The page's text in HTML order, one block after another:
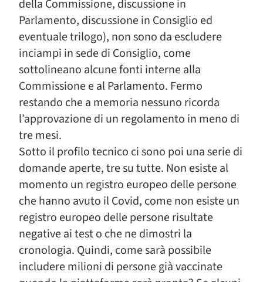
della Commissione, discussione in
Parlamento, discussione in Consiglio ed
eventuale trilogo), non sono da escludere
inciampi in sede di Consiglio, come
sottolineano alcune fonti interne alla
Commissione e al Parlamento. Fermo
restando che a memoria nessuno ricorda
l’approvazione di un regolamento in meno di
tre mesi.
Sotto il profilo tecnico ci sono poi una serie di
domande aperte, tre su tutte. Non esiste al
momento un registro europeo delle persone
che hanno avuto il Covid, come non esiste un
registro europeo delle persone risultate
negative ai test o che ne dimostri la
cronologia. Quindi, come sarà possibile
includere milioni di persone già vaccinate